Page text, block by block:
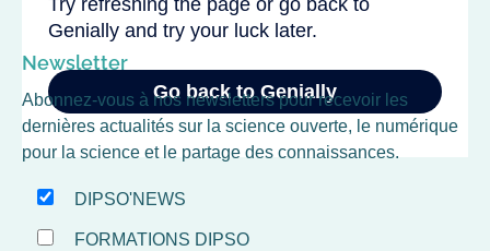
Newsletter
Abonnez-vous à nos newsletters pour recevoir les
dernières actualités sur la science ouverte, le numérique
pour la science et le partage des connaissances.
DIPSO'NEWS
FORMATIONS DIPSO